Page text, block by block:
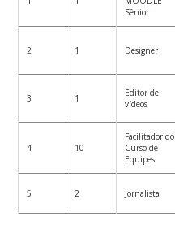
Sênior
2 1 Designer
3 1
Editor de
vídeos
4 10
Facilitador do
Curso de
Equipes
5 2 Jornalista